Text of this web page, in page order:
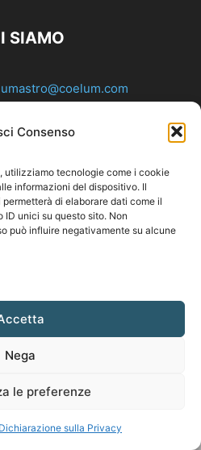
Consenso
utilizziamo tecnologie come i cookie
informazioni del dispositivo. Il
di elaborare dati come il
unici su questo sito. Non
può influire negativamente su alcune
Nega
le preferenze
Dichiarazione sulla Privacy
SIAMO